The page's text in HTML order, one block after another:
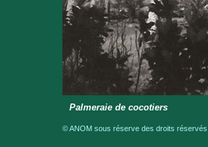
Palmeraie de cocotiers
© ANOM sous réserve des droits